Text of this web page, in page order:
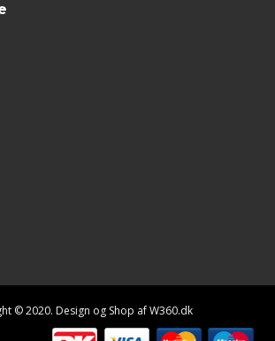
© 2020. Design og Shop af W360.dk